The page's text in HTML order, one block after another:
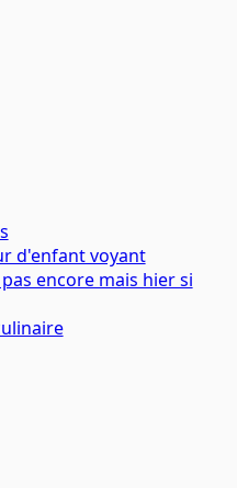
d'enfant voyant
encore mais hier si